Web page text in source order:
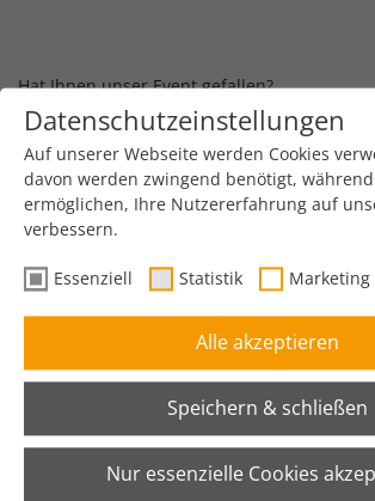
Hat Ihnen unser Event gefallen?
Wir freuen uns, wenn Sie sich ein paar
um die Veranstaltung zu bewerten.
Zum Bewertungsbogen gelangen Siehier.
Erfahren Sie mehr über
Datenschutzeinstellungen
Auf unserer Webseite werden Cookies
davon werden zwingend benötigt,
ermöglichen, Ihre Nutzererfahrung auf
verbessern.
Essenziell Statistik Marketing
Alle akzeptieren
Speichern & schließen
Nur essenzielle Cookies